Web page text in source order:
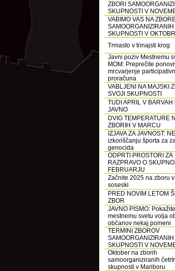
ZBORI
SKUPNOSTI V
VABIMO VAS NA
SAMOORGANIZIRANIH
SKUPNOSTI V
Trmasto v trinajsti krog
Javni poziv Mestnemu
MOM: Preprečite
mrcvarjenje
proračuna
VABLJENI NA MAJSKI
SVOJI SKUPNOSTI
TUDI APRIL V BARVAH
JAVNO
DVIG TEMPERATURE
ZBORIH V MARCU
IZJAVA ZA JAVNOST: NE
izkoriščanju športa za
genocida
ODPRTI PROSTORI ZA
RAZPRAVO O
FEBRUARJU
Začnite 2025 na zboru
soseski
PRED NOVIM LETOM
ZBOR
JAVNO PISMO:
mestnemu svetu volja
občanov nekaj pomeni
TERMINI ZBOROV
SAMOORGANIZIRANIH
SKUPNOSTI V
Oktober na zborih
samoorganiziranih
skupnosti v Mariboru